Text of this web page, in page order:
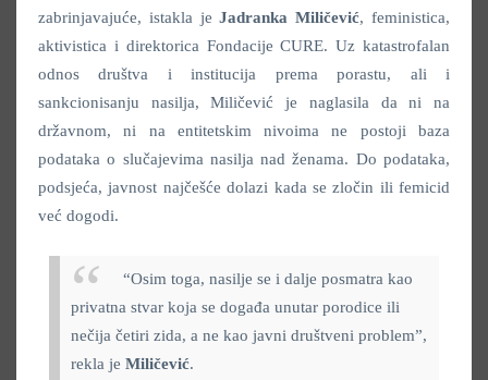
zabrinjavajuće, istakla jeJadranka Miličević, feministica,
aktivistica i direktorica Fondacije CURE. Uz katastrofalan
odnos društva i institucija prema porastu, ali i
sankcionisanju nasilja, Miličević je naglasila da ni na
državnom, ni na entitetskim nivoima ne postoji baza
podataka o slučajevima nasilja nad ženama. Do podataka,
podsjeća, javnost najčešće dolazi kada se zločin ili femicid
već dogodi.
“Osim toga, nasilje se i dalje posmatra kao
privatna stvar koja se događa unutar porodice ili
nečija četiri zida, a ne kao javni društveni problem”,
rekla je Miličević.